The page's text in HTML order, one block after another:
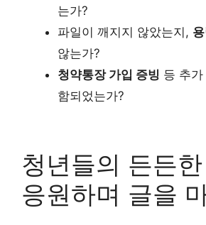
는가?
파일이 깨지지 않았는지,
않는가?
청약통장 가입 증빙 등 추
함되었는가?
청년들의 든든
응원하며 글을